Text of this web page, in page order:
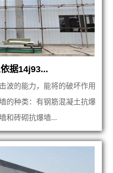
据14j93...
波的能力，能将的破坏作用
的种类：有钢筋混凝土抗爆
和砖砌抗爆墙...